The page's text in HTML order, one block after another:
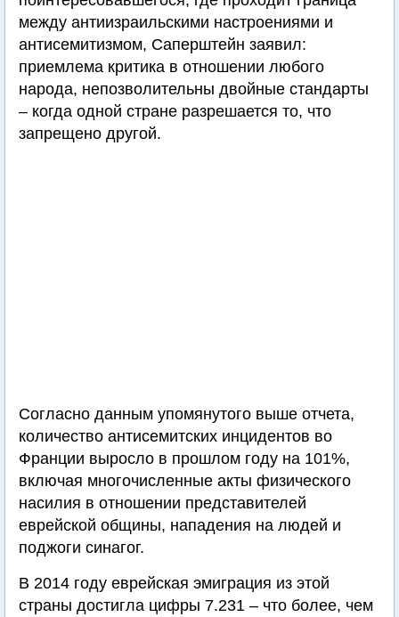
между антиизраильскими настроениями и
антисемитизмом, Саперштейн заявил:
приемлема критика в отношении любого
народа, непозволительны двойные стандарты
– когда одной стране разрешается то, что
запрещено другой.
Согласно данным упомянутого выше отчета,
количество антисемитских инцидентов во
Франции выросло в прошлом году на 101%,
включая многочисленные акты физического
насилия в отношении представителей
еврейской общины, нападения на людей и
поджоги синагог.
В 2014 году еврейская эмиграция из этой
страны достигла цифры 7.231 – что более, чем